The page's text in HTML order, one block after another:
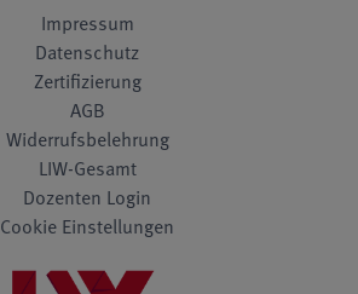
Impressum
Datenschutz
Zertifizierung
AGB
Widerrufsbelehrung
LIW-Gesamt
Dozenten Login
Cookie Einstellungen